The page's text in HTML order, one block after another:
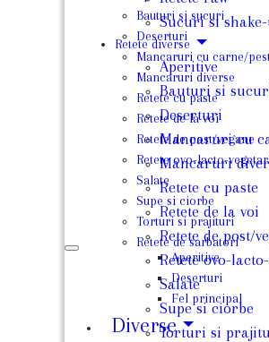
Bauturi si sucuri
Deserturi
Mancaruri cu carne/
Mancaruri diverse
Retete cu paste
Retete de la voi
Retete de post/vegane
Retete ovo-lacto-
Salate
Supe si ciorbe
Torturi si prajituri
Retete de sarbatori
Aperitive
Deserturi
Fel principal
Diverse
Sucuri si
Retete diverse
Aperitive
Bauturi si
Deserturi
Mancaruri cu
Mancaruri
Retete cu paste
Retete de la voi
Retete de post/
Retete ovo-
Salate
Supe si ciorbe
Torturi si